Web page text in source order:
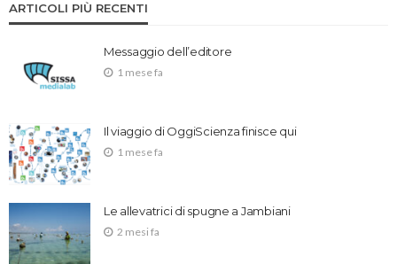
ARTICOLI PIÙ RECENTI
Messaggio dell’editore
1 mese fa
Il viaggio di OggiScienza finisce qui
1 mese fa
Le allevatrici di spugne a Jambiani
2 mesi fa